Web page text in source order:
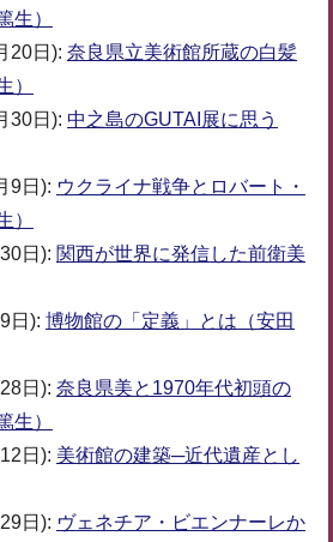
生）
20日): 奈良県立美術館所蔵の白髪
）
30日): 中之島のGUTAI展に思う
9日): ウクライナ戦争とロバート・
）
日): 関西が世界に発信した前衛美
日): 博物館の「定義」とは（安田
日): 奈良県美と1970年代初頭の
生）
日): 美術館の建築─近代遺産とし
日): ヴェネチア・ビエンナーレか